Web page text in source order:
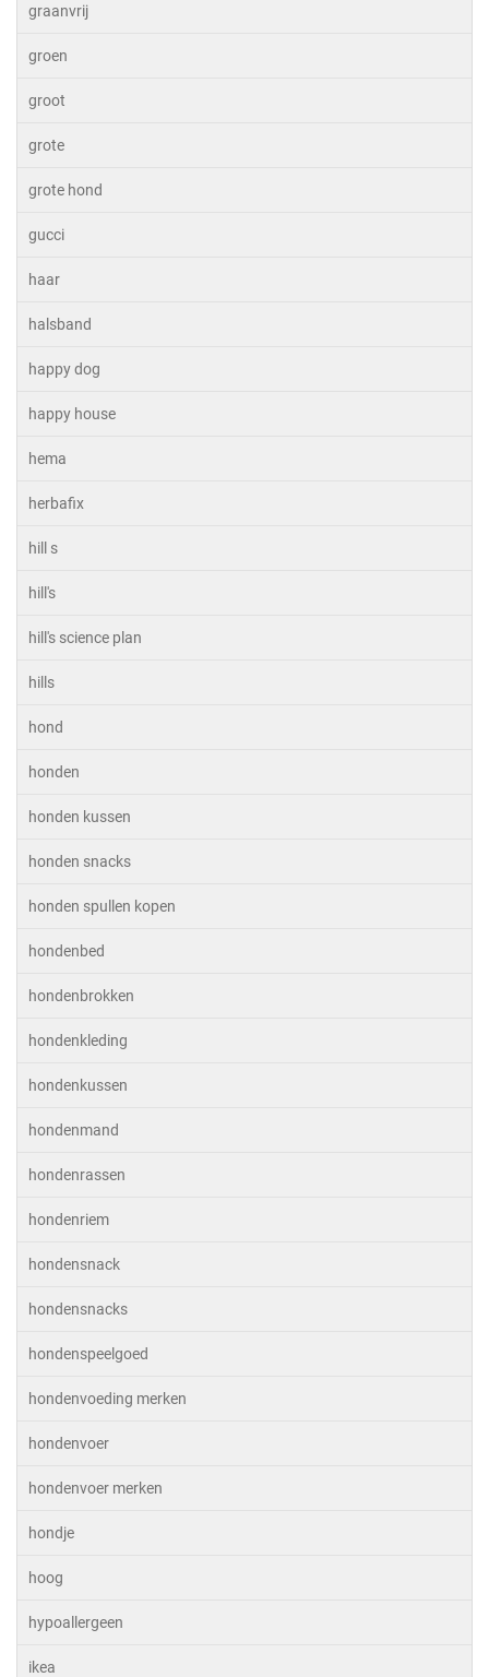
graanvrij
groen
groot
grote
grote hond
gucci
haar
halsband
happy dog
happy house
hema
herbafix
hill s
hill's
hill's science plan
hills
hond
honden
honden kussen
honden snacks
honden spullen kopen
hondenbed
hondenbrokken
hondenkleding
hondenkussen
hondenmand
hondenrassen
hondenriem
hondensnack
hondensnacks
hondenspeelgoed
hondenvoeding merken
hondenvoer
hondenvoer merken
hondje
hoog
hypoallergeen
ikea